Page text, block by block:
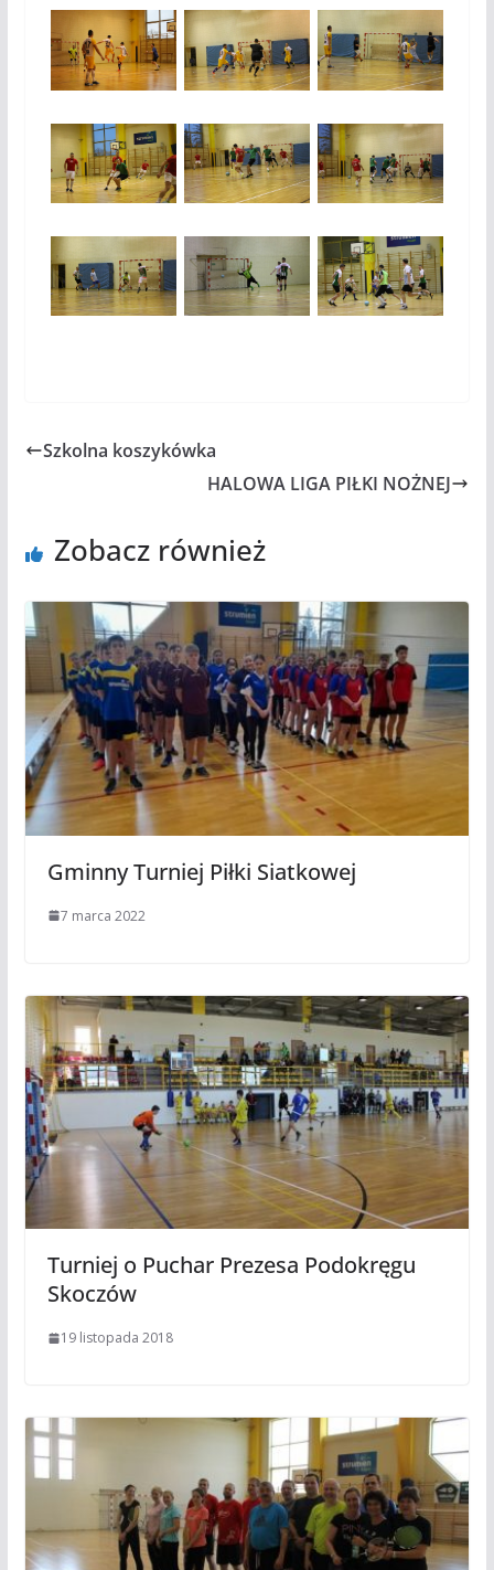
Szkolna koszykówka
HALOWA LIGA PIŁKI NOŻNEJ
Zobacz również
Gminny Turniej Piłki Siatkowej
7 marca 2022
Turniej o Puchar Prezesa Podokręgu
Skoczów
19 listopada 2018